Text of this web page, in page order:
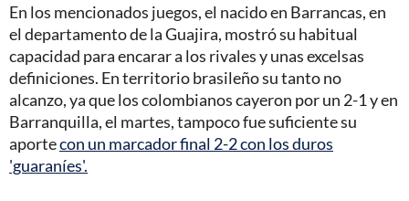
En los mencionados juegos, el nacido en Barrancas, en
el departamento de la Guajira, mostró su habitual
capacidad para encarar a los rivales y unas excelsas
definiciones. En territorio brasileño su tanto no
alcanzo, ya que los colombianos cayeron por un 2-1 y en
Barranquilla, el martes, tampoco fue suficiente su
aportecon un marcador final 2-2 con los duros
'guaraníes'.